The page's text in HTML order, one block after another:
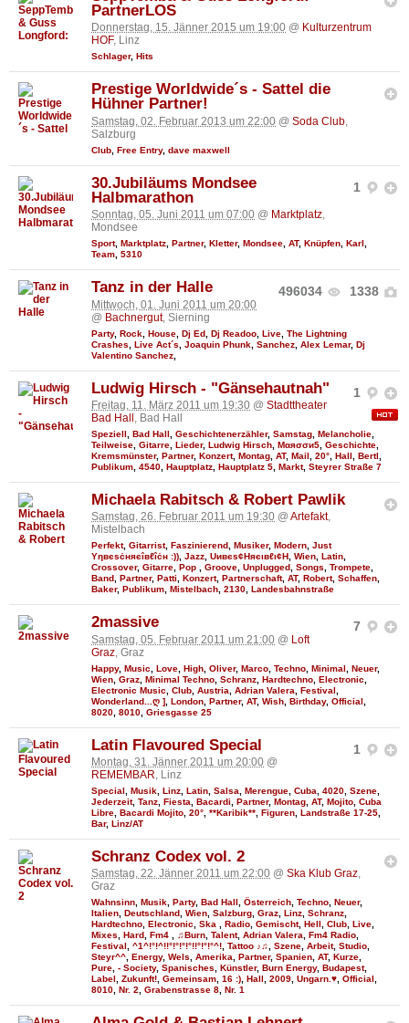
PartnerLOS
Donnerstag, 15. Jänner 2015 um 19:00 @ Kulturzentrum
HOF, Linz
Schlager, Hits
Prestige Worldwide´s - Sattel die
Hühner Partner!
Samstag, 02. Februar 2013 um 22:00 @ Soda Club,
Salzburg
Club Free Entry, dave maxwell
1
30.Jubiläums Mondsee
Halbmarathon
Sonntag, 05. Juni 2011 um 07:00 @ Marktplatz,
Mondsee
Sport, Marktplatz Partner, Kletter, Mondsee AT, Knüpfen Karl
Team 5310
496034 1338
Tanz in der Halle
Mittwoch, 01. Juni 2011 um 20:00
@ Bachnergut, Sierning
Party, Rock House Dj Ed Dj Readoo Live The Lightning
Crashes
Live Act´s Joaquin Phunk Sanchez Alex Lemar, Dj
Valentino Sanchez
1
Ludwig Hirsch - "Gänsehautnah"
Freitag, 11. März 2011 um 19:30 @ Stadttheater
Bad Hall , Bad Hall
Speziell Bad Hall Geschichtenerzähler, Samstag Melancholie
Teilweise Gitarre Lieder, Ludwig Hirsch Мαяσσи5 Geschichte
Kremsmünster, Partner, Konzert, Montag AT, Mail 20° Hall Bertl
Publikum 4540 Hauptplatz Hauptplatz 5 Markt, Steyrer Straße 7
Michaela Rabitsch & Robert Pawlik
Samstag, 26. Februar 2011 um 19:30 @ Artefakt,
Mistelbach
Perfekt, Gitarrist, Faszinierend, Musiker, Modern, Just
Υηвєѕċняєîвℓîċн :)), Jazz, Uивєs¢Няєιвℓι¢Н, Wien, Latin,
Crossover, Gitarre, Pop , Groove, Unplugged, Songs, Trompete,
Band, Partner, Patti, Konzert, Partnerschaft, AT, Robert, Schaffen,
Baker, Publikum, Mistelbach, 2130, Landesbahnstraße
7
2massive
Samstag, 05. Februar 2011 um 21:00 @ Loft
Graz , Graz
Happy, Music Love High Oliver, Marco Techno Minimal Neuer,
Wien Graz Minimal Techno Schranz Hardtechno Electronic
Electronic Music
Club Austria Adrian Valera Festival
Wonderland...ღ ] London Partner, AT, Wish Birthday, Official
8020 8010 Griesgasse 25
1
Latin Flavoured Special
Montag, 31. Jänner 2011 um 20:00 @
REMEMBAR, Linz
Special Musik Linz Latin Salsa Merengue Cuba 4020 Szene
Jederzeit, Tanz Fiesta Bacardi Partner, Montag AT, Mojito Cuba
Libre Bacardi Mojito 20° **Karibik** Figuren Landstraße 17-25
Bar, Linz/AT
Schranz Codex vol. 2
Samstag, 22. Jänner 2011 um 22:00 @ Ska Klub Graz,
Graz
Wahnsinn, Musik, Party, Bad Hall, Österreich, Techno, Neuer,
Italien, Deutschland, Wien, Salzburg, Graz, Linz, Schranz,
Hardtechno, Electronic, Ska , Radio, Gemischt, Hell, Club, Live,
Mixes, Hard, Fm4 , ♫Burn, Talent, Adrian Valera, Fm4 Radio,
Festival, ^1^!°!^!!°!°!°!°!!°!°!°^!, Tattoo ♪♫, Szene, Arbeit, Studio,
Steyr^^, Energy, Wels, Amerika, Partner, Spanien, AT, Kurze,
Pure, - Society, Spanisches, Künstler, Burn Energy, Budapest,
Label, Zukunft!, Gemeinsam, 16 :), Hall, 2009, Ungarn.♥, Official,
8010, Nr. 2, Grabenstrasse 8, Nr. 1